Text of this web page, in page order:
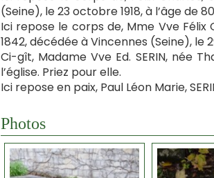
(Seine), le 23 octobre 1918, à l’âge de
Ici repose le corps de, Mme Vve Félix
1842, décédée à Vincennes (Seine), le
Ci-gît, Madame Vve Ed. SERIN, née
l’église. Priez pour elle.
Ici repose en paix, Paul Léon Marie,
Photos